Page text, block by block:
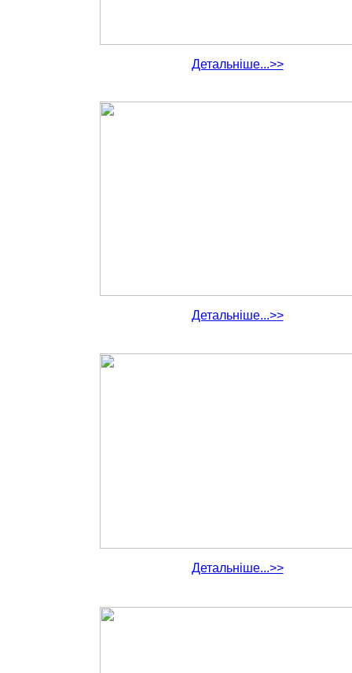
Детальніше...>>
Детальніше...>>
Детальніше...>>